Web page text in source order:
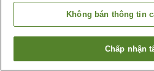
Trang chủ Nhật Bản Tỉnh Tottori
Hamamura Onsen Totoya
Tìm phòng
Không bán thông tin
Chấp nhận